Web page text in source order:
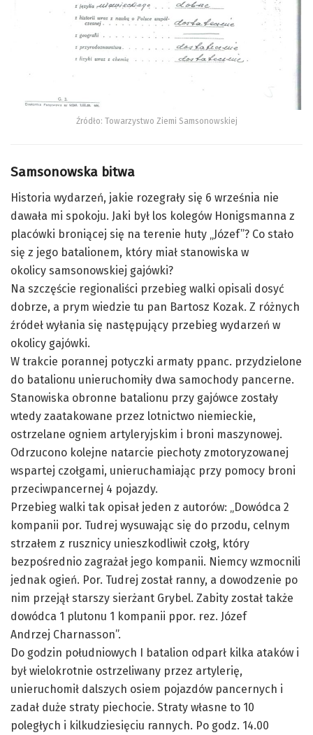
Źródło: Towarzystwo Ziemi Samsonowskiej
Samsonowska bitwa
Historia wydarzeń, jakie rozegrały się 6 września nie
dawała mi spokoju. Jaki był los kolegów Honigsmanna z
placówki broniącej się na terenie huty „Józef”? Co stało
się z jego batalionem, który miał stanowiska w
okolicy samsonowskiej gajówki?
Na szczęście regionaliści przebieg walki opisali dosyć
dobrze, a prym wiedzie tu pan Bartosz Kozak. Z różnych
źródeł wyłania się następujący przebieg wydarzeń w
okolicy gajówki.
W trakcie porannej potyczki armaty ppanc. przydzielone
do batalionu unieruchomiły dwa samochody pancerne.
Stanowiska obronne batalionu przy gajówce zostały
wtedy zaatakowane przez lotnictwo niemieckie,
ostrzelane ogniem artyleryjskim i broni maszynowej.
Odrzucono kolejne natarcie piechoty zmotoryzowanej
wspartej czołgami, unieruchamiając przy pomocy broni
przeciwpancernej 4 pojazdy.
Przebieg walki tak opisał jeden z autorów: „Dowódca 2
kompanii por. Tudrej wysuwając się do przodu, celnym
strzałem z rusznicy unieszkodliwił czołg, który
bezpośrednio zagrażał jego kompanii. Niemcy wzmocnili
jednak ogień. Por. Tudrej został ranny, a dowodzenie po
nim przejął starszy sierżant Grybel. Zabity został także
dowódca 1 plutonu 1 kompanii ppor. rez. Józef
Andrzej Charnasson”.
Do godzin południowych I batalion odparł kilka ataków i
był wielokrotnie ostrzeliwany przez artylerię,
unieruchomił dalszych osiem pojazdów pancernych i
zadał duże straty piechocie. Straty własne to 10
poległych i kilkudziesięciu rannych. Po godz. 14.00